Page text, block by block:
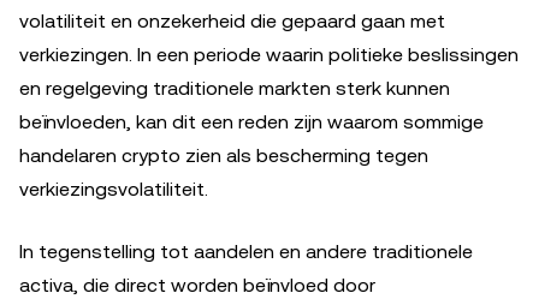
volatiliteit en onzekerheid die gepaard gaan met
verkiezingen. In een periode waarin politieke beslissingen
en regelgeving traditionele markten sterk kunnen
beïnvloeden, kan dit een reden zijn waarom sommige
handelaren crypto zien als bescherming tegen
verkiezingsvolatiliteit.
In tegenstelling tot aandelen en andere traditionele
activa, die direct worden beïnvloed door